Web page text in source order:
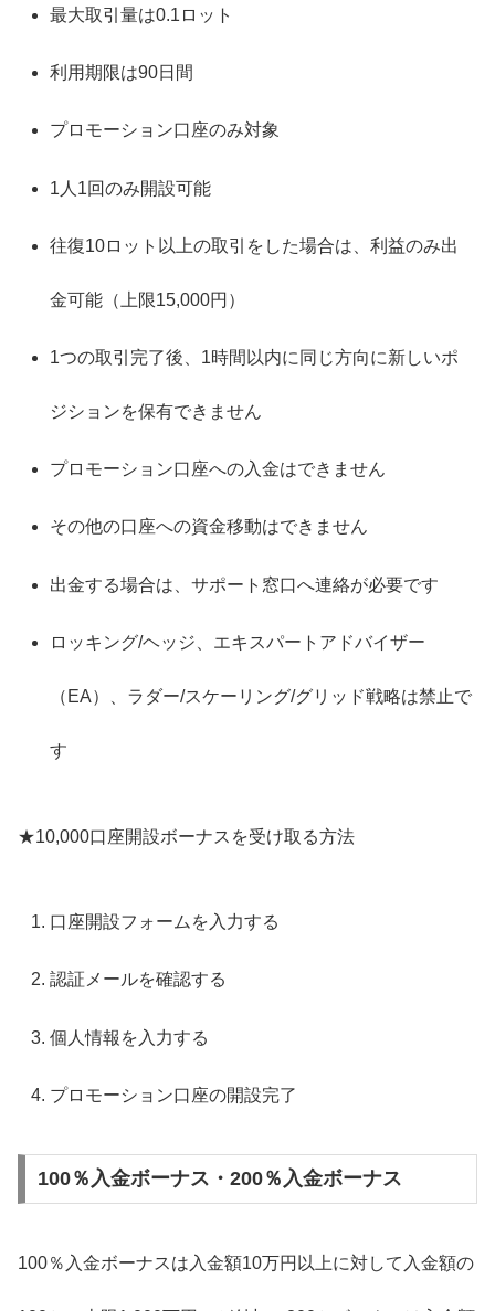
最大取引量は0.1ロット
利用期限は90日間
プロモーション口座のみ対象
1人1回のみ開設可能
往復10ロット以上の取引をした場合は、利益のみ出
金可能（上限15,000円）
1つの取引完了後、1時間以内に同じ方向に新しいポ
ジションを保有できません
プロモーション口座への入金はできません
その他の口座への資金移動はできません
出金する場合は、サポート窓口へ連絡が必要です
ロッキング/ヘッジ、エキスパートアドバイザー
（EA）、ラダー/スケーリング/グリッド戦略は禁止で
す
★10,000口座開設ボーナスを受け取る方法
口座開設フォームを入力する
認証メールを確認する
個人情報を入力する
プロモーション口座の開設完了
100％入金ボーナス・200％入金ボーナス
100％入金ボーナスは入金額10万円以上に対して入金額の